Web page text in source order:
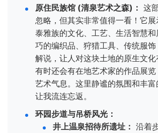
原住民族馆 (清泉艺术之森)： 这
忽略，但其实非常值得一看！它
泰雅族的文化、工艺、生活智慧
巧的编织品、狩猎工具、传统服
解说，让人对这块土地的原生文化
有时还会有在地艺术家的作品展
艺术气息。这里静谧的氛围和丰富
让我流连忘返。
环园步道与吊桥风光：
井上温泉招待所遗址： 沿着